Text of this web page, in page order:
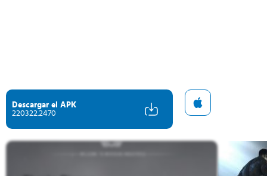
Descargar el APK
220322.2470